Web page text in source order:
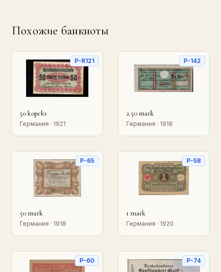
Похожие банкноты
P-R121
50 kopeks
Германия · 1921
P-142
2.50 mark
Германия · 1918
P-65
50 mark
Германия · 1918
P-58
1 mark
Германия · 1920
P-60 P-74